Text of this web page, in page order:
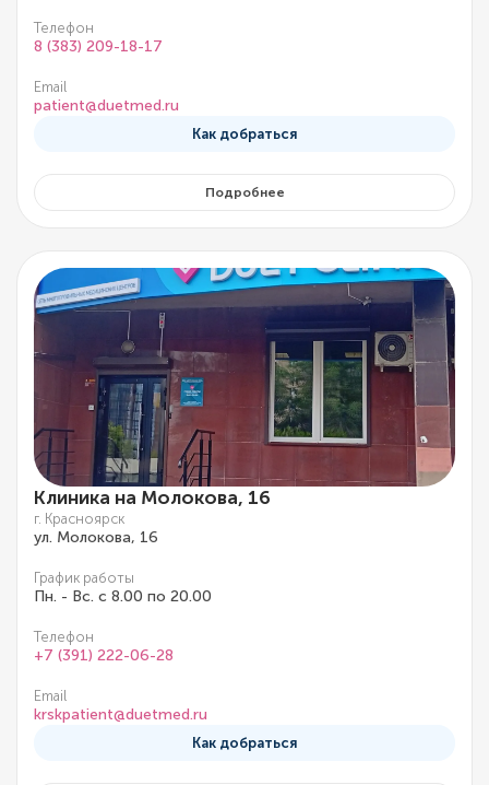
Телефон
8 (383) 209-18-17
Email
patient@duetmed.ru
Как добраться
Подробнее
Клиника на Молокова, 16
г. Красноярск
ул. Молокова, 16
График работы
Пн. - Вс. с 8.00 по 20.00
Телефон
+7 (391) 222-06-28
Email
krskpatient@duetmed.ru
Как добраться